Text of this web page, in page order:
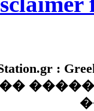
:
: ��